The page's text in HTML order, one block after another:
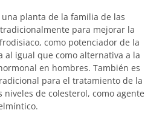
planta de la familia de las
para mejorar la
como potenciador de la
al igual que como alternativa a la
en hombres. También es
para el tratamiento de la
de colesterol, como agente